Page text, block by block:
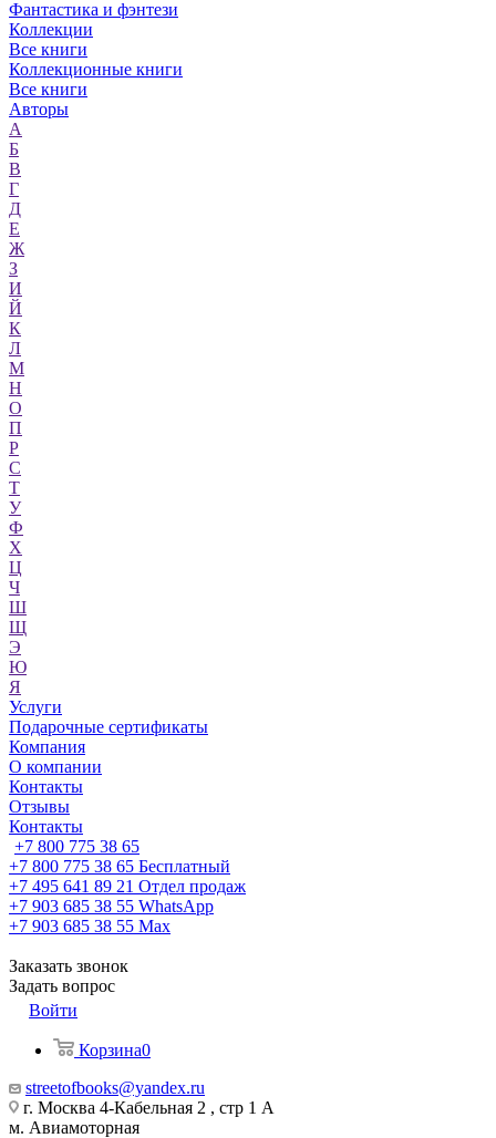
Фантастика и фэнтези
Коллекции
Все книги
Коллекционные книги
Все книги
Авторы
А
Б
В
Г
Д
Е
Ж
З
И
Й
К
Л
М
Н
О
П
Р
С
Т
У
Ф
Х
Ц
Ч
Ш
Щ
Э
Ю
Я
Услуги
Подарочные сертификаты
Компания
О компании
Контакты
Отзывы
Контакты
+7 800 775 38 65
+7 800 775 38 65 Бесплатный
+7 495 641 89 21 Отдел продаж
+7 903 685 38 55 WhatsApp
+7 903 685 38 55 Max
Заказать звонок
Задать вопрос
Войти
Корзина0
streetofbooks@yandex.ru
г. Москва 4-Кабельная 2 , стр 1 А
м. Авиамоторная